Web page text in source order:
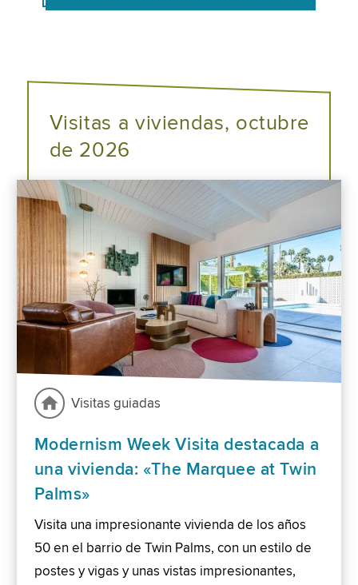
Visitas a viviendas, octubre
de 2026
Visitas guiadas
Modernism Week Visita destacada a
una vivienda: «The Marquee at Twin
Palms»
Visita una impresionante vivienda de los años
50 en el barrio de Twin Palms, con un estilo de
postes y vigas y unas vistas impresionantes,